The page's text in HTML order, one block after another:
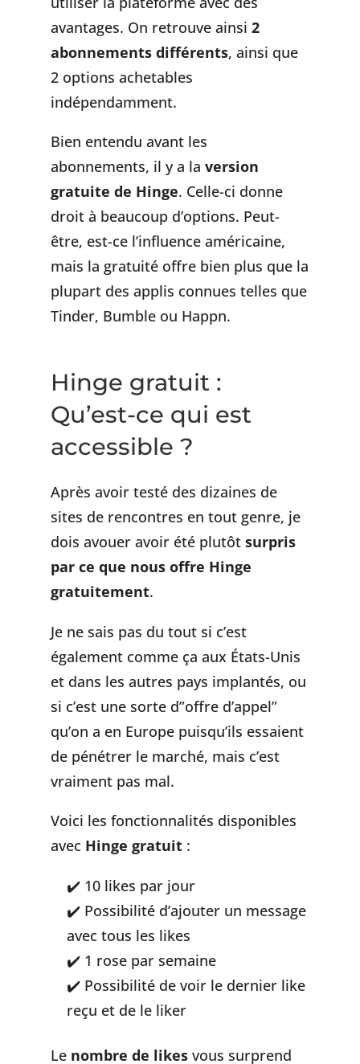
avantages. On retrouve ainsi 2
abonnements différents, ainsi que
2 options achetables
indépendamment.
Bien entendu avant les
abonnements, il y a la version
gratuite de Hinge. Celle-ci donne
droit à beaucoup d’options. Peut-
être, est-ce l’influence américaine,
mais la gratuité offre bien plus que la
plupart des applis connues telles que
Tinder, Bumble ou Happn.
Hinge gratuit :
Qu’est-ce qui est
accessible ?
Après avoir testé des dizaines de
sites de rencontres en tout genre, je
dois avouer avoir été plutôt surpris
par ce que nous offre Hinge
gratuitement.
Je ne sais pas du tout si c’est
également comme ça aux États-Unis
et dans les autres pays implantés, ou
si c’est une sorte d”offre d’appel”
qu’on a en Europe puisqu’ils essaient
de pénétrer le marché, mais c’est
vraiment pas mal.
Voici les fonctionnalités disponibles
avec Hinge gratuit:
10 likes par jour
Possibilité d’ajouter un message
avec tous les likes
1 rose par semaine
Possibilité de voir le dernier like
reçu et de le liker
Le nombre de likesvous surprend